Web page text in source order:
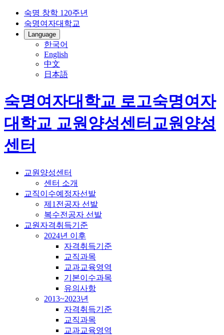
숙명 창학 120주년
숙명여자대학교
Language
한국어
English
中文
日本語
숙명여자대학교 로고숙명여자
대학교 교원양성센터교원양성
센터
교원양성센터
센터 소개
교직이수예정자선발
제1전공자 선발
복수전공자 선발
교원자격취득기준
2024년 이후
자격취득기준
교직과목
교과교육영역
기본이수과목
유의사항
2013~2023년
자격취득기준
교직과목
교과교육영역